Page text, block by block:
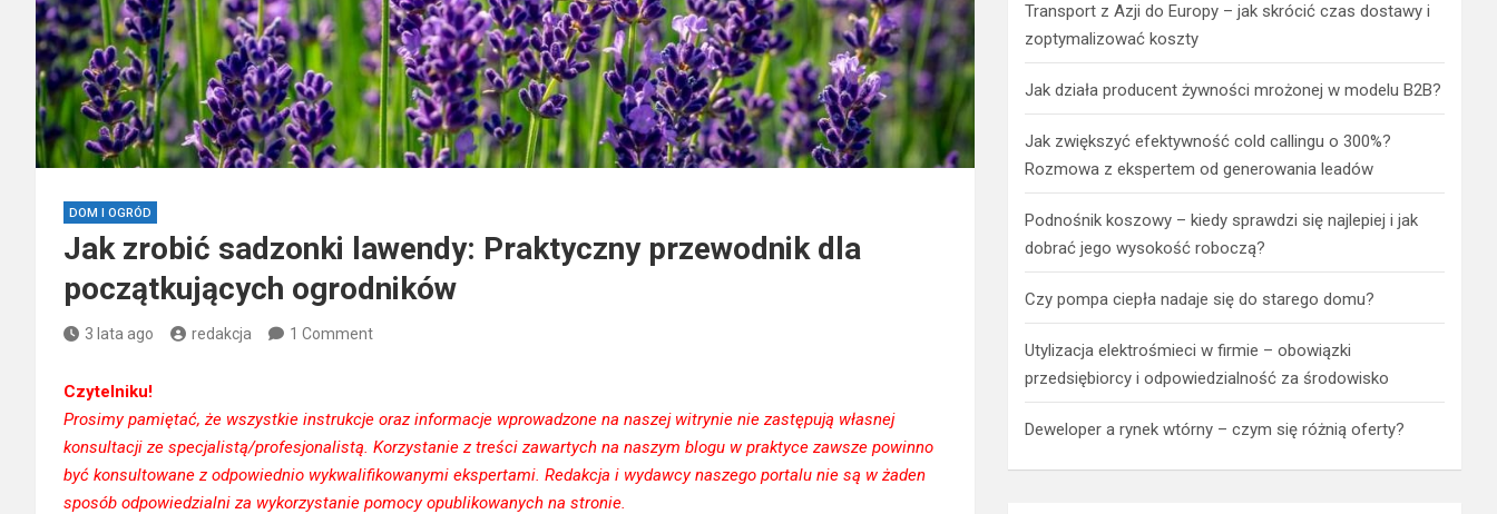
DOM I OGRÓD
Jak zrobić sadzonki lawendy: Praktyczny przewodnik dla
początkujących ogrodników
3 lata ago redakcja 1 Comment
Czytelniku!
Prosimy pamiętać, że wszystkie instrukcje oraz informacje wprowadzone na naszej witrynie nie zastępują własnej
konsultacji ze specjalistą/profesjonalistą. Korzystanie z treści zawartych na naszym blogu w praktyce zawsze powinno
być konsultowane z odpowiednio wykwalifikowanymi ekspertami. Redakcja i wydawcy naszego portalu nie są w żaden
sposób odpowiedzialni za wykorzystanie pomocy opublikowanych na stronie.
Transport z Azji do Europy – jak skrócić czas dostawy i
zoptymalizować koszty
Jak działa producent żywności mrożonej w modelu B2B?
Jak zwiększyć efektywność cold callingu o 300%?
Rozmowa z ekspertem od generowania leadów
Podnośnik koszowy – kiedy sprawdzi się najlepiej i jak
dobrać jego wysokość roboczą?
Czy pompa ciepła nadaje się do starego domu?
Utylizacja elektrośmieci w firmie – obowiązki
przedsiębiorcy i odpowiedzialność za środowisko
Deweloper a rynek wtórny – czym się różnią oferty?